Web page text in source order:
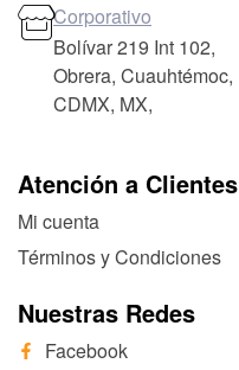
Atención a Clientes
Mi cuenta
Términos y Condiciones
Nuestras Redes
Facebook
Corporativo
Bolívar 219 Int 102,
Obrera, Cuauhtémoc,
CDMX, MX,